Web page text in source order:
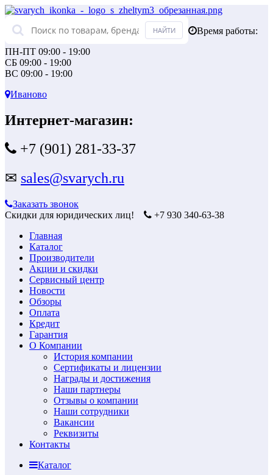
Время работы:
ПН-ПТ 09:00 - 19:00
СБ 09:00 - 19:00
ВС 09:00 - 19:00
Иваново
Интернет-магазин:
+7 (901) 281-33-37
✉ sales@svarych.ru
Заказать звонок
Скидки для юридических лиц!
+7 930 340-63-38
Главная
Каталог
Производители
Акции и скидки
Сервисный центр
Новости
Обзоры
Оплата
Кредит
Гарантия
О Компании
История компании
Сертификаты и лицензии
Награды и достижения
Наши партнеры
Отзывы о компании
Наши сотрудники
Вакансии
Реквизиты
Контакты
Каталог